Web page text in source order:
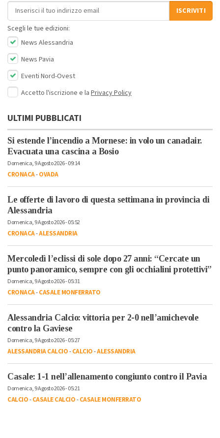
Indirizzo email
ISCRIVITI
Scegli le tue edizioni:
News Alessandria
News Pavia
Eventi Nord-Ovest
Accetto l'iscrizione e la Privacy Policy
ULTIMI PUBBLICATI
Si estende l’incendio a Mornese: in volo un canadair.
Evacuata una cascina a Bosio
Domenica, 9 Agosto 2026 - 09:14
CRONACA-OVADA
Le offerte di lavoro di questa settimana in provincia di
Alessandria
Domenica, 9 Agosto 2026 - 05:52
CRONACA-ALESSANDRIA
Mercoledì l’eclissi di sole dopo 27 anni: “Cercate un
punto panoramico, sempre con gli occhialini protettivi”
Domenica, 9 Agosto 2026 - 05:31
CRONACA-CASALE MONFERRATO
Alessandria Calcio: vittoria per 2-0 nell’amichevole
contro la Gaviese
Domenica, 9 Agosto 2026 - 05:27
ALESSANDRIA CALCIO-CALCIO-ALESSANDRIA
Casale: 1-1 nell’allenamento congiunto contro il Pavia
Domenica, 9 Agosto 2026 - 05:21
CALCIO-CASALE CALCIO-CASALE MONFERRATO